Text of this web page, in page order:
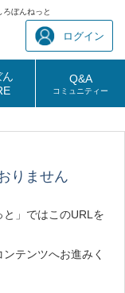
ぼんねっと
ログイン
Q&A
コミュニティー
りません
」ではこのURLを
テンツへお進みく